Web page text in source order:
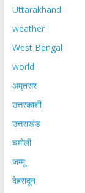
Uttarakhand
weather
West Bengal
world
अमृतसर
उत्तरकाशी
उत्तराखंड
चमोली
जम्मू
देहरादून